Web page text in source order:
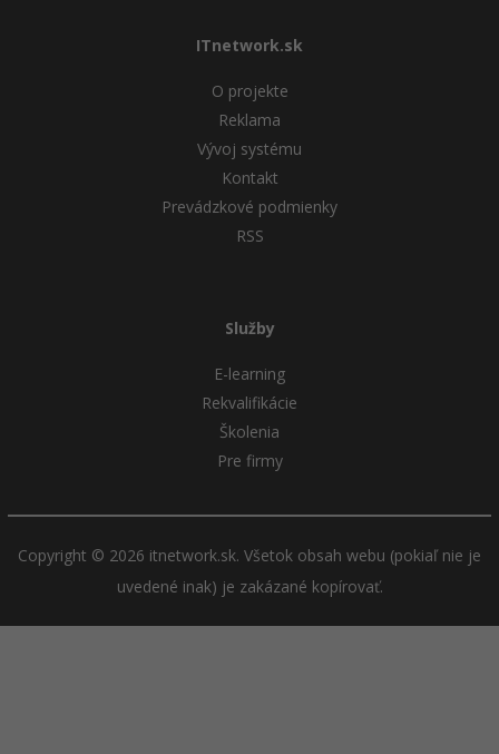
ITnetwork.sk
O projekte
Reklama
Vývoj systému
Kontakt
Prevádzkové podmienky
RSS
Služby
E-learning
Rekvalifikácie
Školenia
Pre firmy
Copyright © 2026 itnetwork.sk. Všetok obsah webu (pokiaľ nie je
uvedené inak) je zakázané kopírovať.